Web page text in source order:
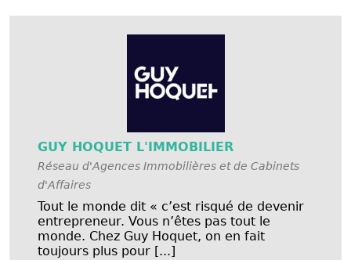
GUY HOQUET L'IMMOBILIER
Réseau d'Agences Immobilières et de Cabinets
d'Affaires
Tout le monde dit « c’est risqué de devenir
entrepreneur. Vous n’êtes pas tout le
monde. Chez Guy Hoquet, on en fait
toujours plus pour [...]